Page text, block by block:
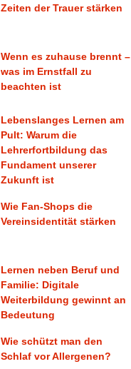
Zeiten der Trauer stärken
Wenn es zuhause brennt –
was im Ernstfall zu
beachten ist
Lebenslanges Lernen am
Pult: Warum die
Lehrerfortbildung das
Fundament unserer
Zukunft ist
Wie Fan-Shops die
Vereinsidentität stärken
Lernen neben Beruf und
Familie: Digitale
Weiterbildung gewinnt an
Bedeutung
Wie schützt man den
Schlaf vor Allergenen?